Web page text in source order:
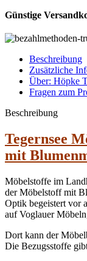
Günstige
Beschreibung
Zusätzliche
Über: Höpke
Fragen zum
Beschreibung
Tegernsee
mit
Möbelstoffe im
der Möbelstoff mit
Optik begeistert vor
auf Voglauer
Dort kann der
Die Bezugsstoffe